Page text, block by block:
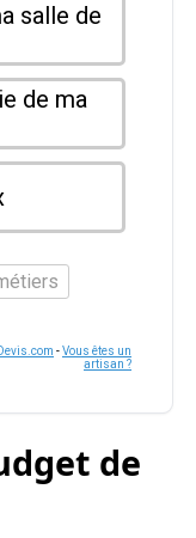
salle de
de ma
-Vous êtes un
artisan ?
de